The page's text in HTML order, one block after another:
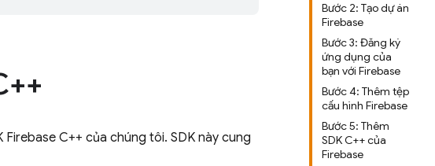
Bước 2: Tạo dự án
Firebase
Bước 3: Đăng ký
ứng dụng của
bạn với Firebase
Bước 4: Thêm tệp
cấu hình Firebase
Bước 5: Thêm
SDK C++ của
Firebase
C++ của chúng tôi. SDK này cung